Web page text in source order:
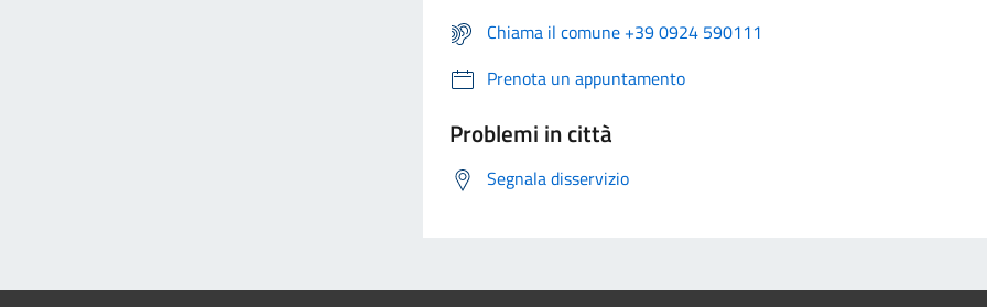
Chiama il comune +39 0924 590111
Prenota un appuntamento
Problemi in città
Segnala disservizio